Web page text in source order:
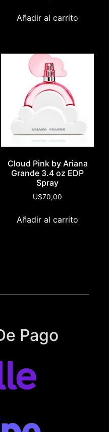
Añadir al carrito
Cloud Pink by Ariana
Grande 3.4 oz EDP
Spray
U$70,00
Añadir al carrito
Pago